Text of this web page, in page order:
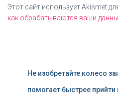
Этот сайт использует Akismet
как обрабатываются ваши
Не изобретайте колесо
помогает быстрее прийти